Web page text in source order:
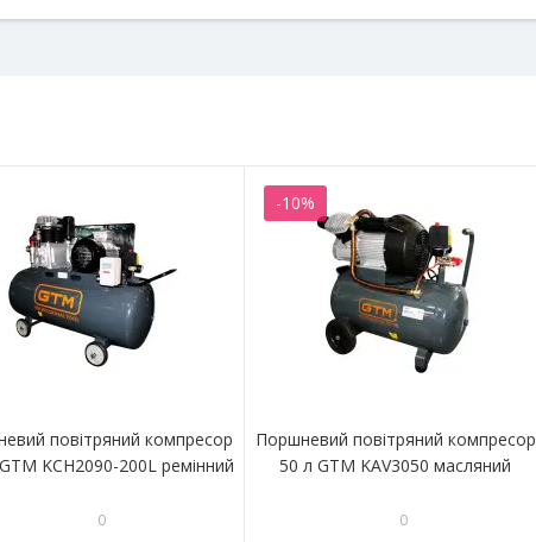
повітряний компресор
KCH2090-200L ремінний
0
-10%
Поршневий повітряний компресор
50 л GTM KAV3050 масляний
0